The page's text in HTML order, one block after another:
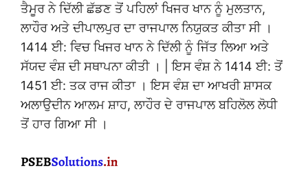
ਤੈਮੂਰ ਨੇ ਦਿੱਲੀ ਛੱਡਣ ਤੋਂ ਪਹਿਲਾਂ ਖਿਜਰ ਖਾਨ ਨੂੰ ਮੁਲਤਾਨ,
ਲਾਹੌਰ ਅਤੇ ਦੀਪਾਲਪੁਰ ਦਾ ਰਾਜਪਾਲ ਨਿਯੁਕਤ ਕੀਤਾ ਸੀ ।
1414 ਈ: ਵਿਚ ਖਿਜਰ ਖਾਨ ਨੇ ਦਿੱਲੀ ਨੂੰ ਜਿੱਤ ਲਿਆ ਅਤੇ
ਸੱਯਦ ਵੰਸ਼ ਦੀ ਸਥਾਪਨਾ ਕੀਤੀ । | ਇਸ ਵੰਸ਼ ਨੇ 1414 ਈ: ਤੋਂ
1451 ਈ: ਤਕ ਰਾਜ ਕੀਤਾ । ਇਸ ਵੰਸ਼ ਦਾ ਆਖਰੀ ਸ਼ਾਸਕ
ਅਲਾਉਦੀਨ ਆਲਮ ਸ਼ਾਹ, ਲਾਹੌਰ ਦੇ ਰਾਜਪਾਲ ਬਹਿਲੋਲ ਲੋਧੀ
ਤੋਂ ਹਾਰ ਗਿਆ ਸੀ ।